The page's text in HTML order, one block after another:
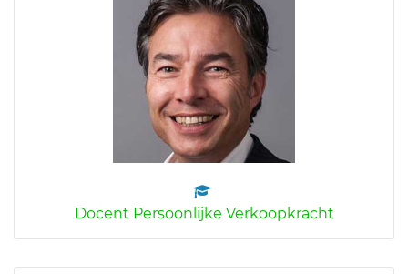
Docent Persoonlijke Verkoopkracht